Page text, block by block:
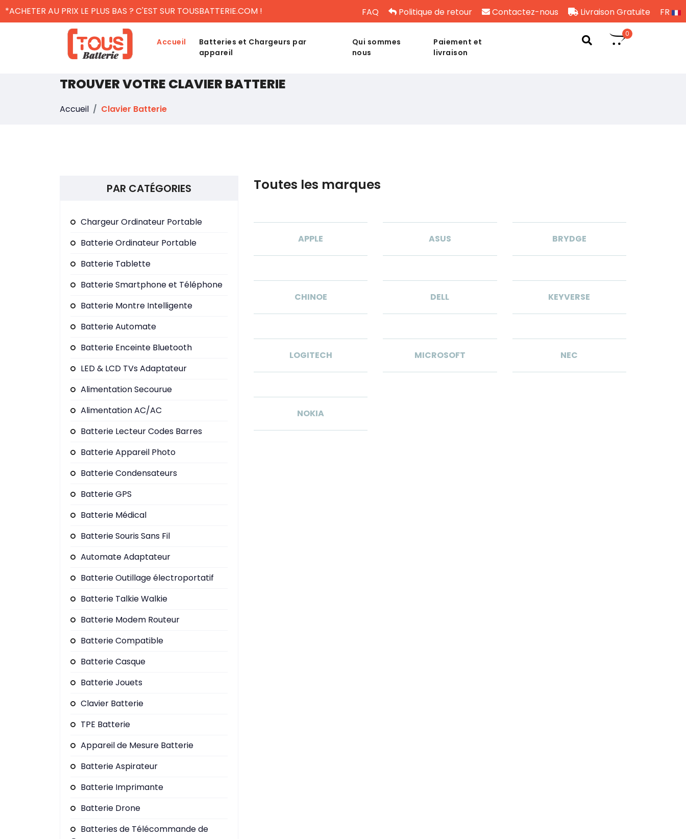
*ACHETER AU PRIX LE PLUS BAS ? C'EST SUR TOUSBATTERIE.COM ! FAQ Politique de retour Contactez-nous Livraison Gratuite FR
Accueil
Batteries et Chargeurs par
appareil
Qui sommes
nous
Paiement et
livraison
0
TROUVER VOTRE CLAVIER BATTERIE
Accueil Clavier Batterie
Toutes les marques
APPLE ASUS BRYDGE
CHINOE DELL KEYVERSE
LOGITECH MICROSOFT NEC
NOKIA
PAR CATÉGORIES
Chargeur Ordinateur Portable
Batterie Ordinateur Portable
Batterie Tablette
Batterie Smartphone et Téléphone
Batterie Montre Intelligente
Batterie Automate
Batterie Enceinte Bluetooth
LED & LCD TVs Adaptateur
Alimentation Secourue
Alimentation AC/AC
Batterie Lecteur Codes Barres
Batterie Appareil Photo
Batterie Condensateurs
Batterie GPS
Batterie Médical
Batterie Souris Sans Fil
Automate Adaptateur
Batterie Outillage électroportatif
Batterie Talkie Walkie
Batterie Modem Routeur
Batterie Compatible
Batterie Casque
Batterie Jouets
Clavier Batterie
TPE Batterie
Appareil de Mesure Batterie
Batterie Aspirateur
Batterie Imprimante
Batterie Drone
Batteries de Télécommande de